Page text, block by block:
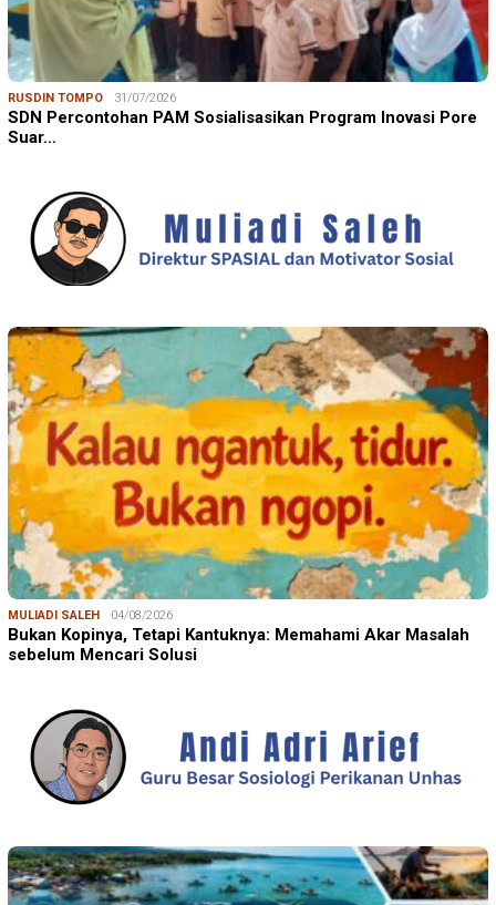
RUSDIN TOMPO 31/07/2026
SDN Percontohan PAM Sosialisasikan Program Inovasi Pore
Suar…
MULIADI SALEH 04/08/2026
Bukan Kopinya, Tetapi Kantuknya: Memahami Akar Masalah
sebelum Mencari Solusi